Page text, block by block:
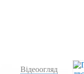
Відеоогляд